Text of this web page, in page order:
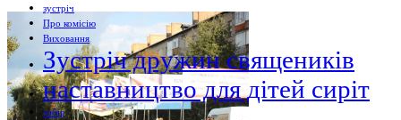
зустріч
Про комісію
Виховання
Зустріч дружин священиків
наставництво для дітей сиріт
табір